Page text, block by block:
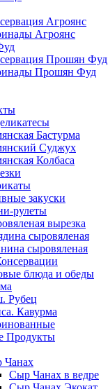
Агроянс
Агроянс
Прошян Фуд
Прошян Фуд
Бастурма
Суджух
Колбаса
закуски
рулеты
вырезка
сыровяленая
сыровяленая
блюда и обеды
Рубец
Кавурма
Продукты
Чанах
Сыр Чанах в ведре